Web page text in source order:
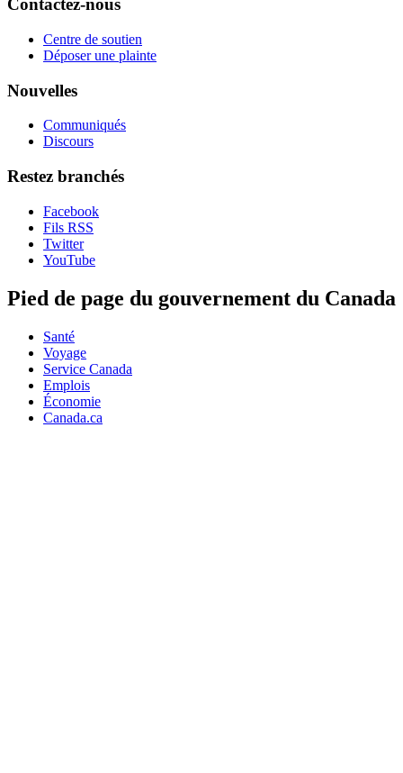
Contactez-nous
Centre de soutien
Déposer une plainte
Nouvelles
Communiqués
Discours
Restez branchés
Facebook
Fils RSS
Twitter
YouTube
Pied de page du gouvernement du Canada
Santé
Voyage
Service Canada
Emplois
Économie
Canada.ca